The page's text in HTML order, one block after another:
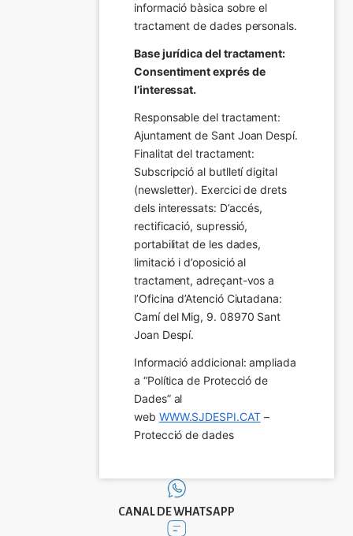
informació bàsica sobre el
tractament de dades personals.
Base jurídica del tractament:
Consentiment exprés de
l’interessat.
Responsable del tractament:
Ajuntament de Sant Joan Despí.
Finalitat del tractament:
Subscripció al butlletí digital
(newsletter). Exercici de drets
dels interessats: D’accés,
rectificació, supressió,
portabilitat de les dades,
limitació i d’oposició al
tractament, adreçant-vos a
l’Oficina d’Atenció Ciutadana:
Camí del Mig, 9. 08970 Sant
Joan Despí.
Informació addicional: ampliada
a “Política de Protecció de
Dades” al
web WWW.SJDESPI.CAT –
Protecció de dades
CANAL DE WHATSAPP